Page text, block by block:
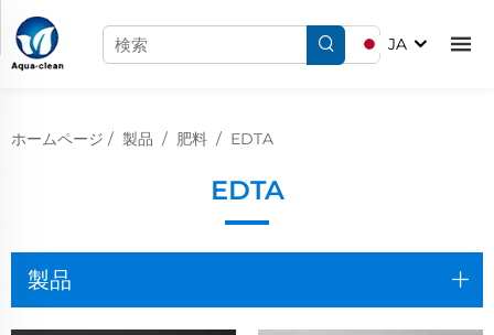
JA
ホームページ / 製品 / 肥料 / EDTA
EDTA
製品